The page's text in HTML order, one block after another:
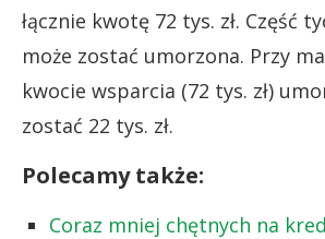
łącznie kwotę 72 tys. zł. Część
może zostać umorzona. Przy
kwocie wsparcia (72 tys. zł)
zostać 22 tys. zł.
Polecamy także:
Coraz mniej chętnych na